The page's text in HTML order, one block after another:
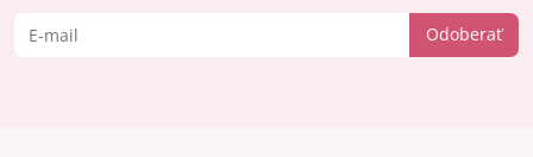
Odoberať